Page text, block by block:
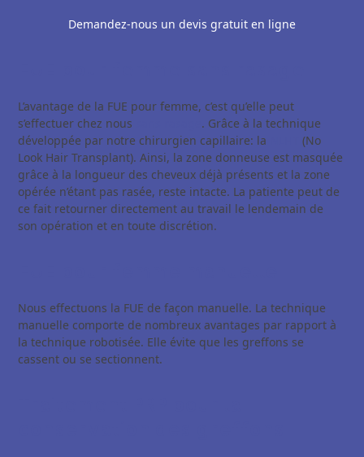
Demandez-nous un devis gratuit en ligne
L’avantage de la FUE pour femme, c’est qu’elle peut
s’effectuer chez nous
. Grâce à la technique
développée par notre chirurgien capillaire: la
(No
Look Hair Transplant). Ainsi, la zone donneuse est masquée
grâce à la longueur des cheveux déjà présents et la zone
opérée n’étant pas rasée, reste intacte. La patiente peut de
ce fait retourner directement au travail le lendemain de
son opération et en toute discrétion.
Nous effectuons la FUE de façon manuelle. La technique
manuelle comporte de nombreux avantages par rapport à
la technique robotisée. Elle évite que les greffons se
cassent ou se sectionnent.